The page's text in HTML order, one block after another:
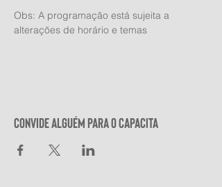
Obs: A programação está sujeita a
alterações de horário e temas
Convide alguém para o Capacita